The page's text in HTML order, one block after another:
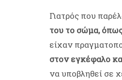
Γιατρός που
του το σώμα,
είχαν
στον εγκέφαλο
να υποβληθεί σε